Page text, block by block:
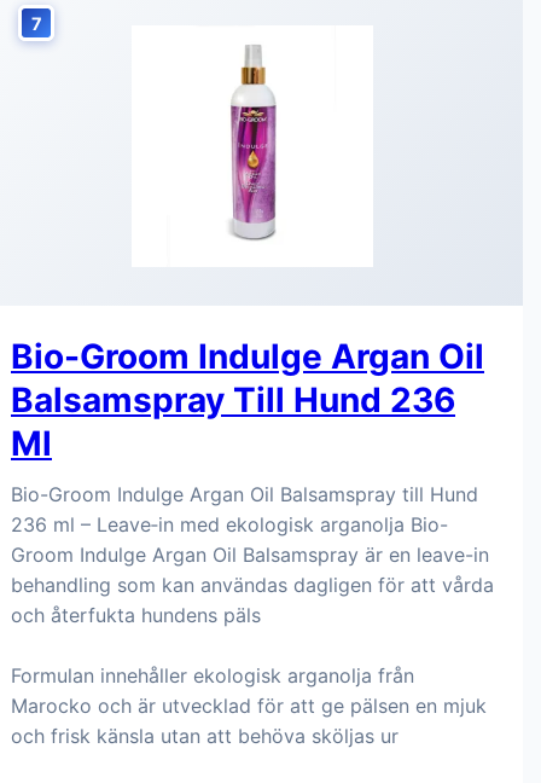
7
Bio-Groom Indulge Argan Oil
Balsamspray Till Hund 236
Ml
Bio-Groom Indulge Argan Oil Balsamspray till Hund
236 ml – Leave‑in med ekologisk arganolja Bio-
Groom Indulge Argan Oil Balsamspray är en leave-in
behandling som kan användas dagligen för att vårda
och återfukta hundens päls
Formulan innehåller ekologisk arganolja från
Marocko och är utvecklad för att ge pälsen en mjuk
och frisk känsla utan att behöva sköljas ur